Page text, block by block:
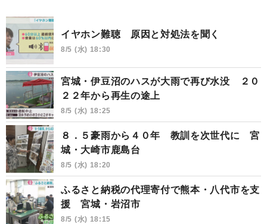
イヤホン難聴 原因と対処法を聞く
8/5 (水) 18:30
宮城・伊豆沼のハスが大雨で再び水没 ２０
２２年から再生の途上
8/5 (水) 18:25
８．５豪雨から４０年 教訓を次世代に 宮
城・大崎市鹿島台
8/5 (水) 18:20
ふるさと納税の代理寄付で熊本・八代市を支
援 宮城・岩沼市
8/5 (水) 18:15